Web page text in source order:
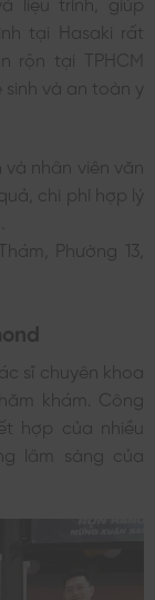
tại Hasaki rất
rộn tại TPHCM
và an toàn y
và nhân viên văn
chi phí hợp lý
Phường 13,
sĩ chuyên khoa
khám. Công
hợp của nhiều
lâm sàng của